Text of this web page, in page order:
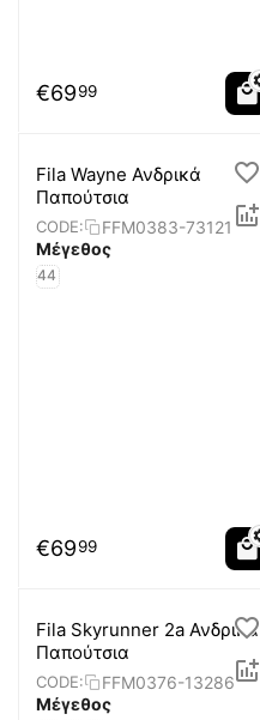
€6999
Fila Wayne Ανδρικά
Παπούτσια
CODE:
FFM0383-73121
Μέγεθος
44
€6999
Fila Skyrunner 2a Ανδρικά
Παπούτσια
CODE:
FFM0376-13286
Μέγεθος